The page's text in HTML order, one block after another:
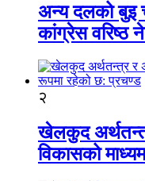
अन्य दलको बुइ
कांग्रेस वरिष्ठ
२
खेलकुद अर्थतन्त्र
विकासको